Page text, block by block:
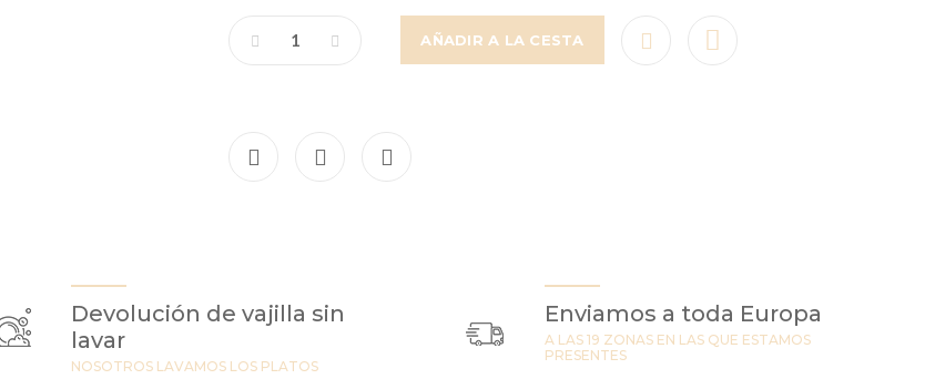
AÑADIR A LA CESTA
Devolución de vajilla sin
lavar
NOSOTROS LAVAMOS LOS PLATOS
Enviamos a toda Europa
A LAS 19 ZONAS EN LAS QUE ESTAMOS
PRESENTES